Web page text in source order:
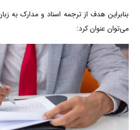
بنابراین هدف از ترجمه اسناد و مدارک به
می‌توان عنوان کرد: